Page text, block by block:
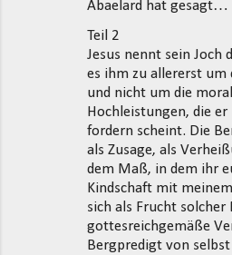
Abaelard hat gesagt…
Teil 2
Jesus nennt sein Joch
es ihm zu allererst um
und nicht um die
Hochleistungen, die
fordern scheint. Die
als Zusage, als
dem Maß, in dem ihr
Kindschaft mit
sich als Frucht solcher
gottesreichgemäße
Bergpredigt von